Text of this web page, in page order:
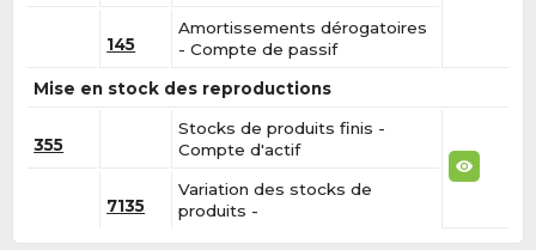
145
Amortissements dérogatoires
- Compte de passif
Mise en stock des reproductions
355
Stocks de produits finis -
Compte d'actif
7135
Variation des stocks de
produits -